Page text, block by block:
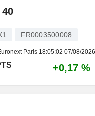
40
FR0003500008
Paris 18:05:02 07/08/2026
+0,17 %